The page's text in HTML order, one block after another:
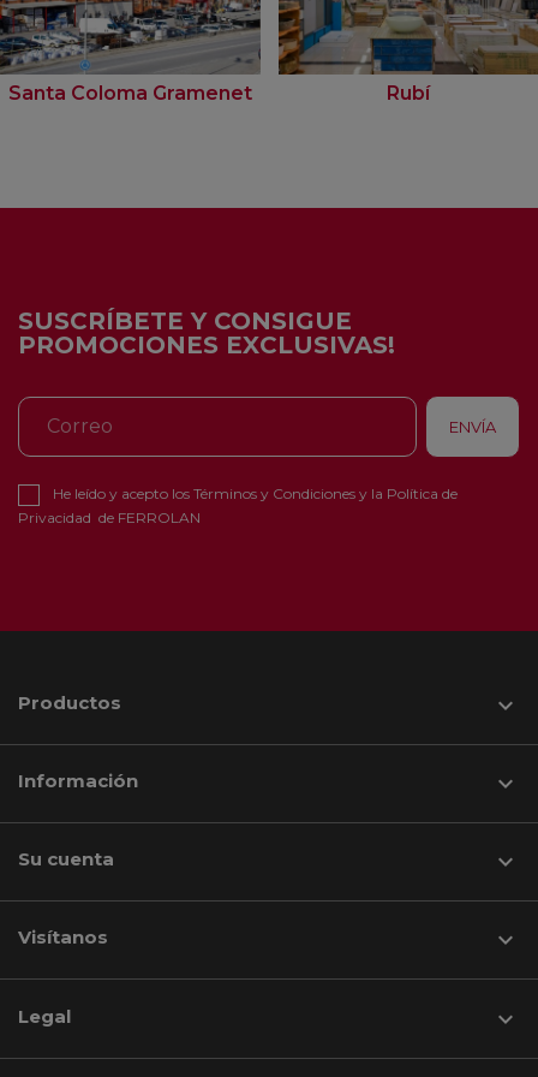
Santa Coloma Gramenet Rubí
SUSCRÍBETE Y CONSIGUE
PROMOCIONES EXCLUSIVAS!
He leído y acepto los Términos y Condiciones y la Política de
Privacidad de FERROLAN
Productos 
Información 
Su cuenta 
Visítanos keyboard_arrow_down
Legal 